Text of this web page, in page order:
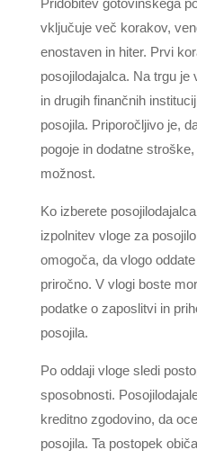
Pridobitev gotovinskega
vključuje več korakov,
enostaven in hiter. Prvi
posojilodajalca. Na trgu
in drugih finančnih
posojila. Priporočljivo je,
pogoje in dodatne
možnost.
Ko izberete
izpolnitev vloge za
omogoča, da vlogo
priročno. V vlogi boste
podatke o zaposlitvi in
posojila.
Po oddaji vloge sledi
sposobnosti.
kreditno zgodovino, da
posojila. Ta postopek